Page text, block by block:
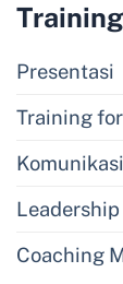
Presentasi
Training
Komunikasi
Leadership
Coaching